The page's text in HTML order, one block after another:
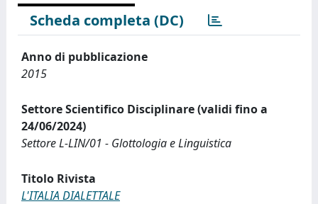
Scheda completa (DC)
Anno di pubblicazione
2015
Settore Scientifico Disciplinare (validi fino a
24/06/2024)
Settore L-LIN/01 - Glottologia e Linguistica
Titolo Rivista
L'ITALIA DIALETTALE